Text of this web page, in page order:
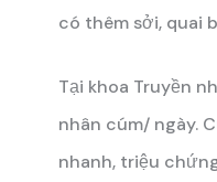
có thêm sởi, quai
Tại khoa Truyền
nhân cúm/ ngày.
nhanh, triệu